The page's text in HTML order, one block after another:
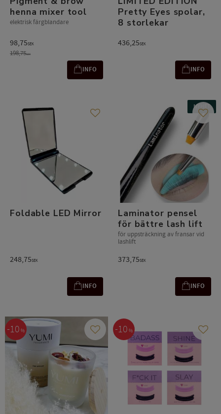
henna mixer tool
elektrisk färgblandare
98,75SEK
198,75SEK
INFO
Pretty Eyes spolar,
8 storlekar
436,25SEK
INFO
Foldable LED Mirror
248,75SEK
Lägg till i favoriter
INFO
Laminator pensel
för bättre lash lift
för uppsträckning av fransar vid
lashlift
373,75SEK
NYHET
INFO
10 % Lägg till i favoriter
10 %